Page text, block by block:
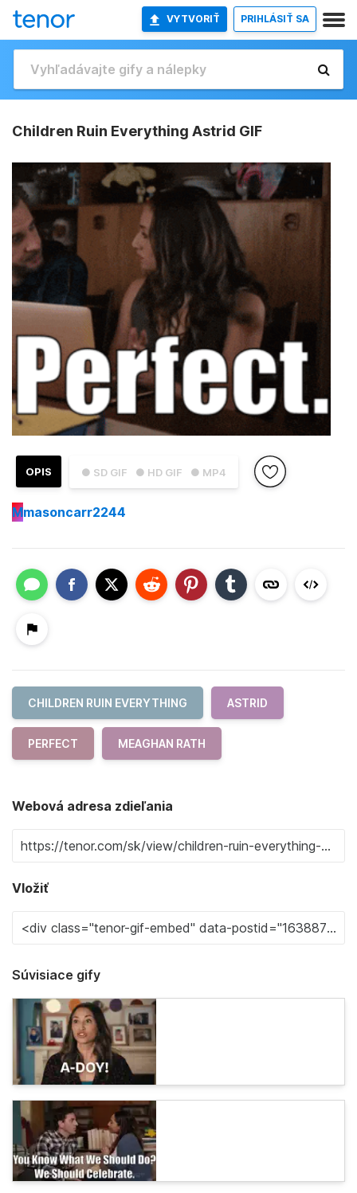
VYTVORIŤ PRIHLÁSIŤ SA
Children Ruin Everything Astrid GIF
● SD GIF ● HD GIF ● MP4
OPIS
Mmasoncarr2244
CHILDREN RUIN EVERYTHING ASTRID
PERFECT MEAGHAN RATH
Webová adresa zdieľania
Vložiť
Súvisiace gify